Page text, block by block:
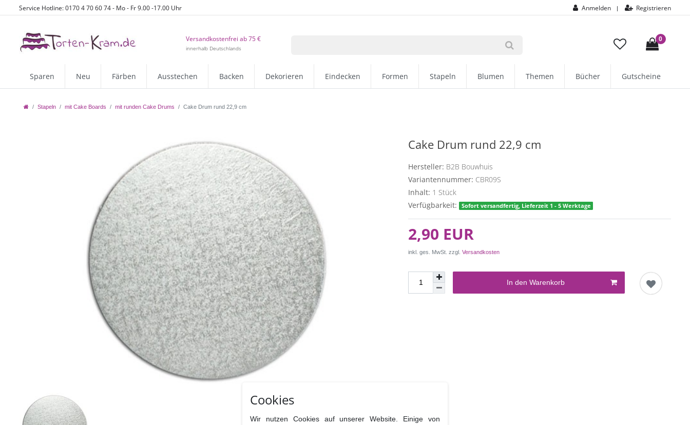
Service Hotline: 0170 4 70 60 74 - Mo - Fr 9.00 -17.00 Uhr Anmelden | Registrieren
Versandkostenfrei ab 75 €
innerhalb Deutschlands
0
Sparen Neu Färben Ausstechen Backen Dekorieren Eindecken Formen Stapeln Blumen Themen Bücher Gutscheine
Stapeln mit Cake Boards mit runden Cake Drums Cake Drum rund 22,9 cm
Cake Drum rund 22,9 cm
Hersteller: B2B Bouwhuis
Variantennummer: CBR09S
Inhalt: 1 Stück
Verfügbarkeit:
Sofort versandfertig, Lieferzeit 1 - 5 Werktage
2,90 EUR
inkl. ges. MwSt. zzgl.Versandkosten
In den Warenkorb
Cookies
Wir nutzen Cookies auf unserer Website. Einige von